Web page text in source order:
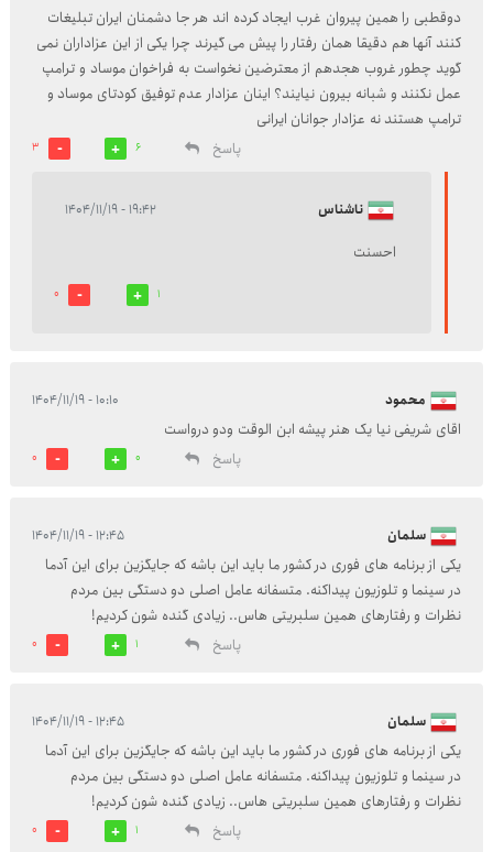
دوقطبی را همین پیروان غرب ایجاد کرده اند هر جا دشمنان ایران تبلیغات
کنند آنها هم دقیقا همان رفتار را پیش می گیرند چرا یکی از این عزاداران نمی
گوید چطور غروب هجدهم از معترضین نخواست به فراخوان موساد و ترامپ
عمل نکنند و شبانه بیرون نیایند؟ اینان عزادار عدم توفیق کودتای موساد و
ترامپ هستند نه عزادار جوانان ایرانی
پاسخ
6
3
ناشناس ۱۹:۴۲ - ۱۴۰۴/۱۱/۱۹
احسنت
1
0
محمود ۱۰:۱۰ - ۱۴۰۴/۱۱/۱۹
اقای شریفی نیا یک هنر پیشه ابن الوقت ودو درواست
پاسخ
0
0
سلمان ۱۲:۴۵ - ۱۴۰۴/۱۱/۱۹
یکی از برنامه های فوری در کشور ما باید این باشه که جایگزین برای این آدما
در سینما و تلوزیون پیداکنه. متسفانه عامل اصلی دو دستگی بین مردم
نظرات و رفتارهای همین سلبریتی هاس.. زیادی گنده شون کردیم!
پاسخ
1
0
سلمان ۱۲:۴۵ - ۱۴۰۴/۱۱/۱۹
یکی از برنامه های فوری در کشور ما باید این باشه که جایگزین برای این آدما
در سینما و تلوزیون پیداکنه. متسفانه عامل اصلی دو دستگی بین مردم
نظرات و رفتارهای همین سلبریتی هاس.. زیادی گنده شون کردیم!
پاسخ
1
0